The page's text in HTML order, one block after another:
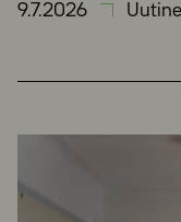
9.7.2026